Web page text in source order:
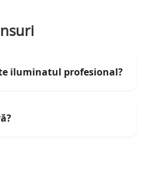
iluminatul profesional?